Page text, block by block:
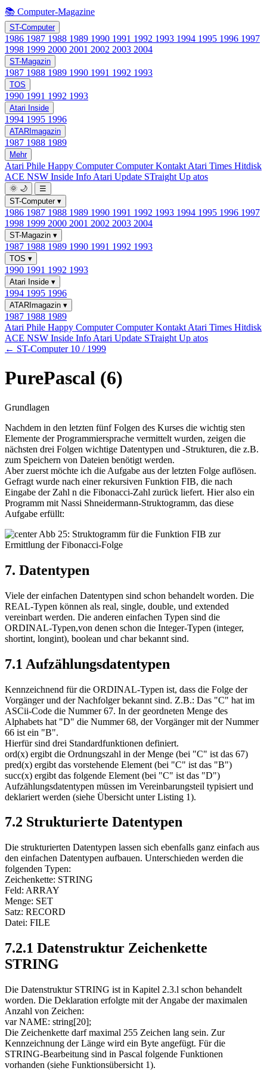
📚 Computer-Magazine
ST-Computer
1986 1987 1988 1989 1990 1991 1992 1993 1994 1995 1996 1997
1998 1999 2000 2001 2002 2003 2004
ST-Magazin
1987 1988 1989 1990 1991 1992 1993
TOS
1990 1991 1992 1993
Atari Inside
1994 1995 1996
ATARImagazin
1987 1988 1989
Mehr
Atari Phile Happy ComputerComputer Kontakt Atari Times Hitdisk
ACE NSW Inside Info Atari Update STraight Up atos
🌞 🌙
☰
ST-Computer ▾
1986 1987 1988 1989 1990 1991 1992 1993 1994 1995 1996 1997
1998 1999 2000 2001 2002 2003 2004
ST-Magazin ▾
1987 1988 1989 1990 1991 1992 1993
TOS ▾
1990 1991 1992 1993
Atari Inside ▾
1994 1995 1996
ATARImagazin ▾
1987 1988 1989
Atari Phile Happy ComputerComputer Kontakt Atari Times Hitdisk
ACE NSW Inside Info Atari Update STraight Up atos
← ST-Computer 10 / 1999
PurePascal (6)
Grundlagen
Nachdem in den letzten fünf Folgen des Kurses die wichtig sten
Elemente der Programmiersprache vermittelt wurden, zeigen die
nächsten drei Folgen wichtige Datentypen und -Strukturen, die z.B.
zum Speichern von Dateien benötigt werden.
Aber zuerst möchte ich die Aufgabe aus der letzten Folge auflösen.
Gefragt wurde nach einer rekursiven Funktion FIB, die nach
Eingabe der Zahl n die Fibonacci-Zahl zurück liefert. Hier also ein
Programm mit Nassi Shneidermann-Struktogramm, das diese
Aufgabe erfüllt:
Abb 25: Struktogramm für die Funktion FIB zur
Ermittlung der Fibonacci-Folge
7. Datentypen
Viele der einfachen Datentypen sind schon behandelt worden. Die
REAL-Typen können als real, single, double, und extended
vereinbart werden. Die anderen einfachen Typen sind die
ORDINAL-Typen,von denen schon die Integer-Typen (integer,
shortint, longint), boolean und char bekannt sind.
7.1 Aufzählungsdatentypen
Kennzeichnend für die ORDINAL-Typen ist, dass die Folge der
Vorgänger und der Nachfolger bekannt sind. Z.B.: Das "C" hat im
ASCii-Code die Nummer 67. In der geordneten Menge des
Alphabets hat "D" die Nummer 68, der Vorgänger mit der Nummer
66 ist ein "B".
Hierfür sind drei Standardfunktionen definiert.
ord(x) ergibt die Ordnungszahl in der Menge (bei "C" ist das 67)
pred(x) ergibt das vorstehende Element (bei "C" ist das "B")
succ(x) ergibt das folgende Element (bei "C" ist das "D")
Aufzählungsdatentypen müssen im Vereinbarungsteil typisiert und
deklariert werden (siehe Übersicht unter Listing 1).
7.2 Strukturierte Datentypen
Die strukturierten Datentypen lassen sich ebenfalls ganz einfach aus
den einfachen Datentypen aufbauen. Unterschieden werden die
folgenden Typen:
Zeichenkette: STRING
Feld: ARRAY
Menge: SET
Satz: RECORD
Datei: FILE
7.2.1 Datenstruktur Zeichenkette
STRING
Die Datenstruktur STRING ist in Kapitel 2.3.l schon behandelt
worden. Die Deklaration erfolgte mit der Angabe der maximalen
Anzahl von Zeichen:
var NAME: string[20];
Die Zeichenkette darf maximal 255 Zeichen lang sein. Zur
Kennzeichnung der Länge wird ein Byte angefügt. Für die
STRING-Bearbeitung sind in Pascal folgende Funktionen
vorhanden (siehe Funktionsübersicht 1).